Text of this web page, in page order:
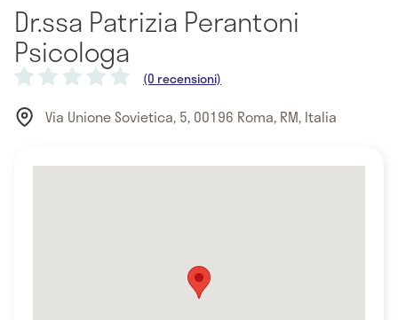
Dr.ssa Patrizia Perantoni
Psicologa
(0 recensioni)
Via Unione Sovietica, 5, 00196 Roma, RM, Italia